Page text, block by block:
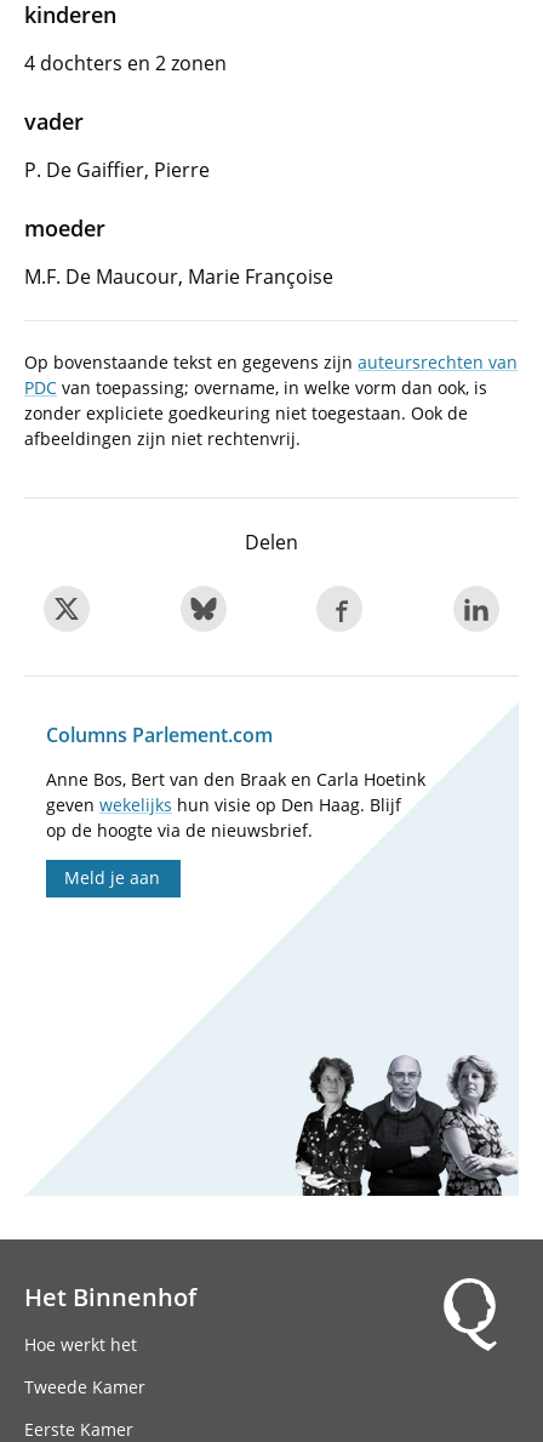
kinderen
4 dochters en 2 zonen
vader
P. De Gaiffier, Pierre
moeder
M.F. De Maucour, Marie Françoise
Op bovenstaande tekst en gegevens zijn auteursrechten van
PDC van toepassing; overname, in welke vorm dan ook, is
zonder expliciete goedkeuring niet toegestaan. Ook de
afbeeldingen zijn niet rechtenvrij.
Delen
Columns Parlement.com
Anne Bos, Bert van den Braak en Carla Hoetink
geven wekelijks hun visie op Den Haag. Blijf
op de hoogte via de nieuwsbrief.
Meld je aan
Het Binnenhof
Hoe werkt het
Tweede Kamer
Eerste Kamer